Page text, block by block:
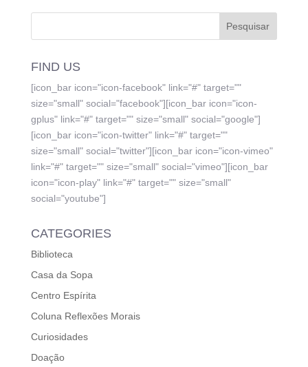
FIND US
[icon_bar icon="icon-facebook" link="#" target=""
size="small" social="facebook"][icon_bar icon="icon-
gplus" link="#" target="" size="small" social="google"]
[icon_bar icon="icon-twitter" link="#" target=""
size="small" social="twitter"][icon_bar icon="icon-vimeo"
link="#" target="" size="small" social="vimeo"][icon_bar
icon="icon-play" link="#" target="" size="small"
social="youtube"]
CATEGORIES
Biblioteca
Casa da Sopa
Centro Espírita
Coluna Reflexões Morais
Curiosidades
Doação